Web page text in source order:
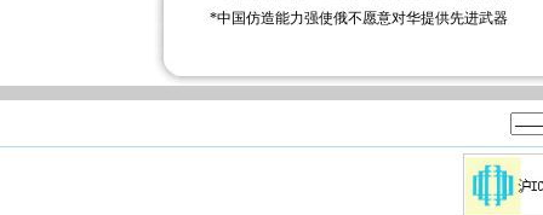
*中国仿造能力强使俄不愿意对华提供先进武器